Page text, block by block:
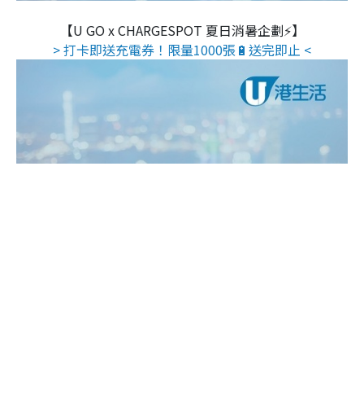
【U GO x CHARGESPOT 夏日消暑企劃⚡】
> 打卡即送充電券！限量1000張🔋送完即止 <